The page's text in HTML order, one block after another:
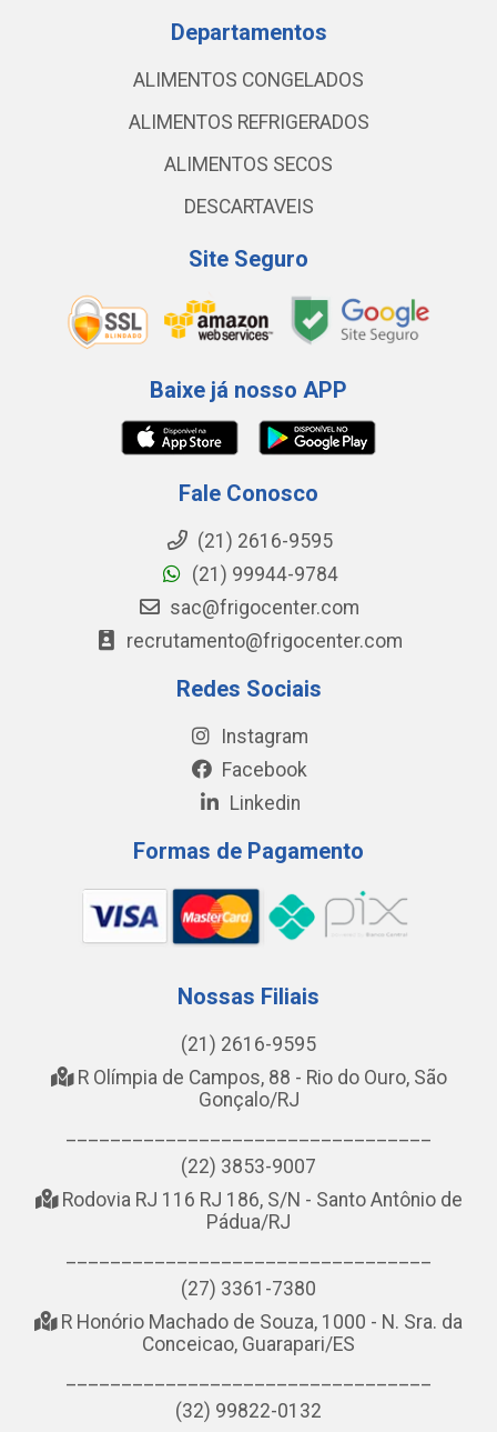
Departamentos
ALIMENTOS CONGELADOS
ALIMENTOS REFRIGERADOS
ALIMENTOS SECOS
DESCARTAVEIS
Site Seguro
Baixe já nosso APP
Fale Conosco
(21) 2616-9595
(21) 99944-9784
sac@frigocenter.com
recrutamento@frigocenter.com
Redes Sociais
Instagram
Facebook
Linkedin
Formas de Pagamento
Nossas Filiais
(21) 2616-9595
R Olímpia de Campos, 88 - Rio do Ouro, São
Gonçalo/RJ
(22) 3853-9007
Rodovia RJ 116 RJ 186, S/N - Santo Antônio de
Pádua/RJ
(27) 3361-7380
R Honório Machado de Souza, 1000 - N. Sra. da
Conceicao, Guarapari/ES
(32) 99822-0132